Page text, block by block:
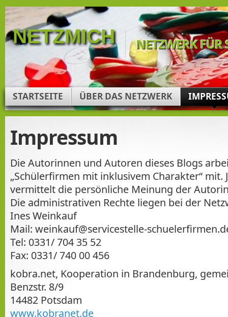
NETZMICH NETZWERK
STARTSEITE ÜBER DAS NETZWERK
Impressum
Die Autorinnen und Autoren dieses Blogs
„Schülerfirmen mit inklusivem Charakter“ mit.
vermittelt die persönliche Meinung der
Die administrativen Rechte liegen bei der
Ines Weinkauf
Mail: weinkauf@servicestelle-
Tel: 0331/ 704 35 52
Fax: 0331/ 740 00 456
kobra.net, Kooperation in Brandenburg,
Benzstr. 8/9
14482 Potsdam
www.kobranet.de